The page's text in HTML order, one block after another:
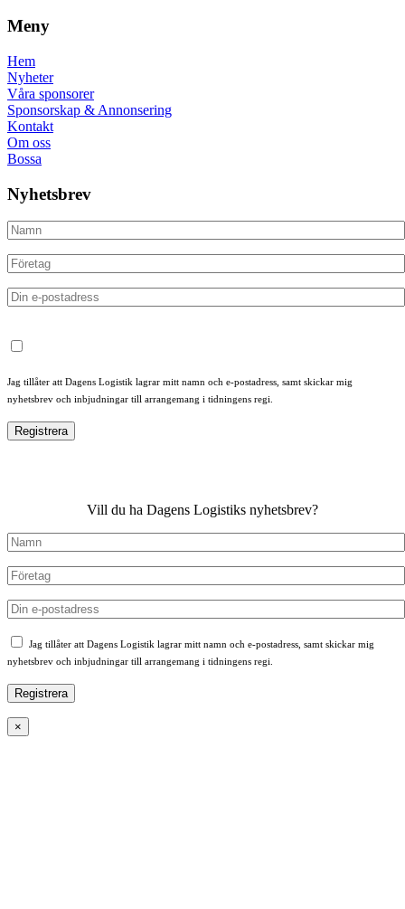
Meny
Hem
Nyheter
Våra sponsorer
Sponsorskap & Annonsering
Kontakt
Om oss
Bossa
Nyhetsbrev
Jag tillåter att Dagens Logistik lagrar mitt namn och e-postadress, samt skickar mig
nyhetsbrev och inbjudningar till arrangemang i tidningens regi.
Vill du ha Dagens Logistiks nyhetsbrev?
Jag tillåter att Dagens Logistik lagrar mitt namn och e-postadress, samt skickar mig
nyhetsbrev och inbjudningar till arrangemang i tidningens regi.
×